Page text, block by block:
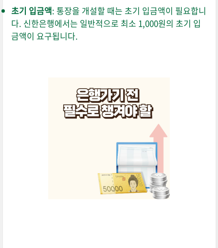
초기 입금액: 통장을 개설할 때는 초기 입금액이 필요합니
다. 신한은행에서는 일반적으로 최소 1,000원의 초기 입
금액이 요구됩니다.